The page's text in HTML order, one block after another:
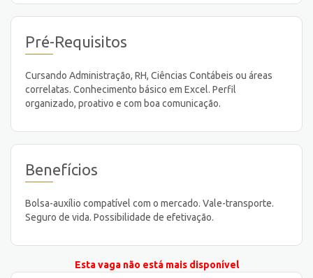
Pré-Requisitos
Cursando Administração, RH, Ciências Contábeis ou áreas
correlatas. Conhecimento básico em Excel. Perfil
organizado, proativo e com boa comunicação.
Benefícios
Bolsa-auxílio compatível com o mercado. Vale-transporte.
Seguro de vida. Possibilidade de efetivação.
Esta vaga não está mais disponível